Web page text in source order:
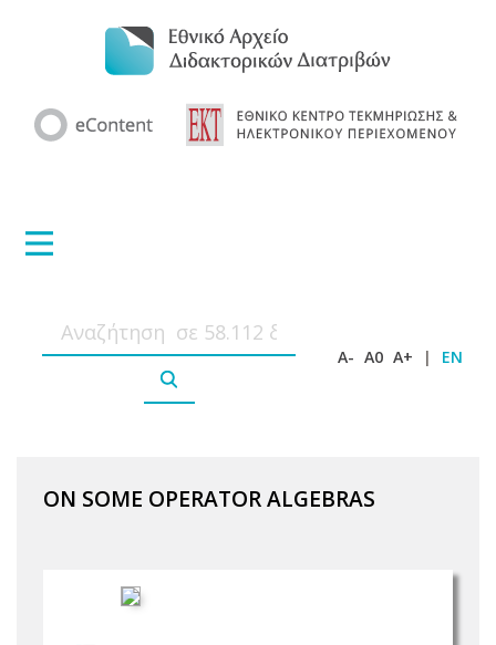
A- A0 A+ | EN
ON SOME OPERATOR ALGEBRAS